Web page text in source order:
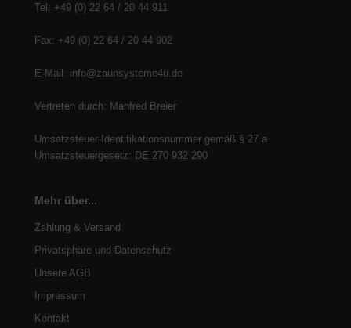
Tel: +49 (0) 22 64 / 20 44 911
Fax: +49 (0) 22 64 / 20 44 902
E-Mail: info@zaunsysteme4u.de
Vertreten durch: Manfred Breier
Umsatzsteuer-Identifikationsnummer gemäß § 27 a
Umsatzsteuergesetz: DE 270 932 290
Mehr über...
Zahlung & Versand
Privatsphäre und Datenschutz
Unsere AGB
Impressum
Kontakt